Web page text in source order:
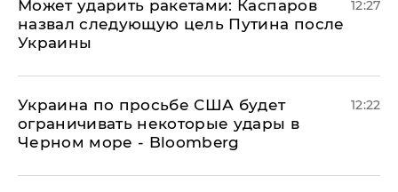
Может ударить ракетами: Каспаров
назвал следующую цель Путина после
Украины
12:27
Украина по просьбе США будет
ограничивать некоторые удары в
Черном море - Bloomberg
12:22